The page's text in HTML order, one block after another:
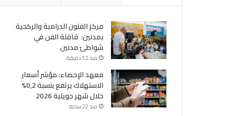
مركز الفنون الدرامية والركحية
بمدنين: قافلة الفن في
شواطئ مدنين
منذ 52 دقيقة
معهد الإحصاء: مؤشر أسعار
الاستهلاك يرتفع بنسبة 0,2%
خلال شهر جويلية 2026
منذ 22 ساعة